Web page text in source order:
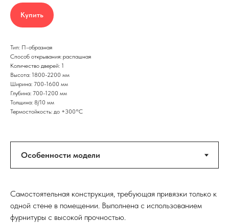
Купить
Тип: П-образная
Способ открывания: распашная
Количество дверей: 1
Высота: 1800-2200 мм
Ширина: 700-1600 мм
Глубина: 700-1200 мм
Толщина: 8/10 мм
Термостойкость: до +300°C
Самостоятельная конструкция, требующая привязки только к
одной стене в помещении. Выполнена с использованием
фурнитуры с высокой прочностью.